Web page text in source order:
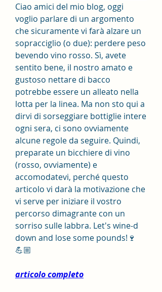
Ciao amici del mio blog, oggi
voglio parlare di un argomento
che sicuramente vi farà alzare un
sopracciglio (o due): perdere peso
bevendo vino rosso. Sì, avete
sentito bene, il nostro amato e
gustoso nettare di bacco
potrebbe essere un alleato nella
lotta per la linea. Ma non sto qui a
dirvi di sorseggiare bottiglie intere
ogni sera, ci sono ovviamente
alcune regole da seguire. Quindi,
preparate un bicchiere di vino
(rosso, ovviamente) e
accomodatevi, perché questo
articolo vi darà la motivazione che
vi serve per iniziare il vostro
percorso dimagrante con un
sorriso sulle labbra. Let's wine-d
down and lose some pounds!🍷
💪🏼
articolo completo